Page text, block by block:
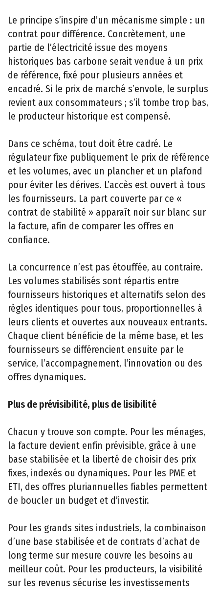
Le principe s’inspire d’un mécanisme simple : un
contrat pour différence. Concrètement, une
partie de l’électricité issue des moyens
historiques bas carbone serait vendue à un prix
de référence, fixé pour plusieurs années et
encadré. Si le prix de marché s’envole, le surplus
revient aux consommateurs ; s’il tombe trop bas,
le producteur historique est compensé.
Dans ce schéma, tout doit être cadré. Le
régulateur fixe publiquement le prix de référence
et les volumes, avec un plancher et un plafond
pour éviter les dérives. L’accès est ouvert à tous
les fournisseurs. La part couverte par ce «
contrat de stabilité » apparaît noir sur blanc sur
la facture, afin de comparer les offres en
confiance.
La concurrence n’est pas étouffée, au contraire.
Les volumes stabilisés sont répartis entre
fournisseurs historiques et alternatifs selon des
règles identiques pour tous, proportionnelles à
leurs clients et ouvertes aux nouveaux entrants.
Chaque client bénéficie de la même base, et les
fournisseurs se différencient ensuite par le
service, l’accompagnement, l’innovation ou des
offres dynamiques.
Plus de prévisibilité, plus de lisibilité
Chacun y trouve son compte. Pour les ménages,
la facture devient enfin prévisible, grâce à une
base stabilisée et la liberté de choisir des prix
fixes, indexés ou dynamiques. Pour les PME et
ETI, des offres pluriannuelles fiables permettent
de boucler un budget et d’investir.
Pour les grands sites industriels, la combinaison
d’une base stabilisée et de contrats d’achat de
long terme sur mesure couvre les besoins au
meilleur coût. Pour les producteurs, la visibilité
sur les revenus sécurise les investissements